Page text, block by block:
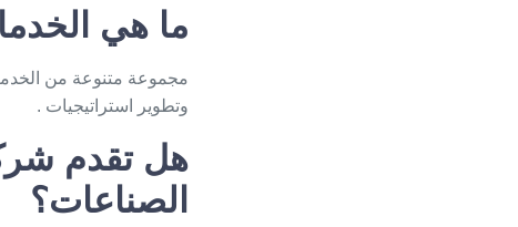
ما هي
وتطوير استراتيجيات .
هل تقدم
الصناعات؟